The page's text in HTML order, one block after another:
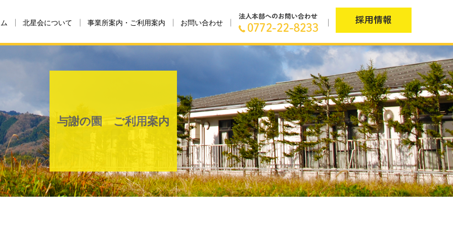
北星会について 事業所案内・ご利用案内 お問い合わせ
与謝の園 ご利用案内